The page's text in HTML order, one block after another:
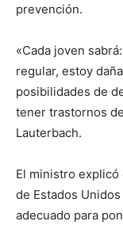
prevención.
«Cada joven
regular, estoy
posibilidades de
tener trastornos
Lauterbach.
El ministro
de Estados
adecuado para